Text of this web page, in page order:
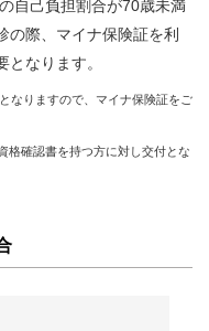
自己負担割合が70歳未満
の際、マイナ保険証を利
となります。
なりますので、マイナ保険証をご
格確認書を持つ方に対し交付とな